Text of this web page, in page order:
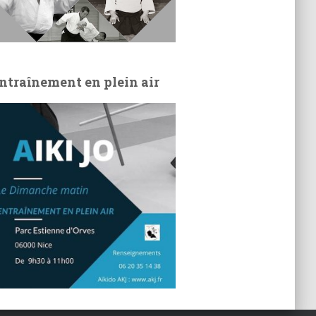
en plein air